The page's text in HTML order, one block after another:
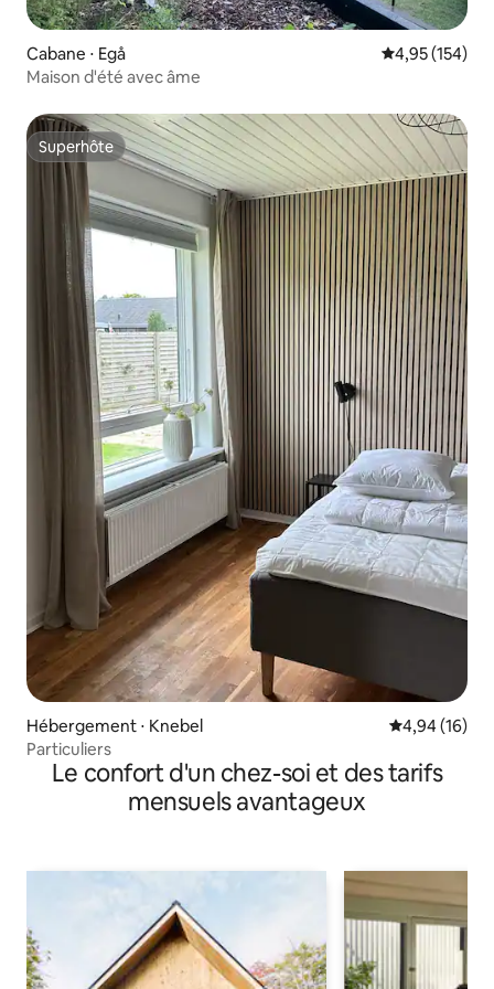
Cabane ⋅ Egå Évaluation
4,95 (154)
Maison d'été avec âme
Superhôte
Superhôte
Hébergement ⋅ Knebel Évaluation
4,94 (16)
Particuliers
Le confort d'un chez-soi et des tarifs
mensuels avantageux